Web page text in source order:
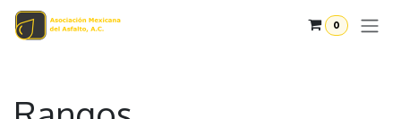
Ir al contenido
0